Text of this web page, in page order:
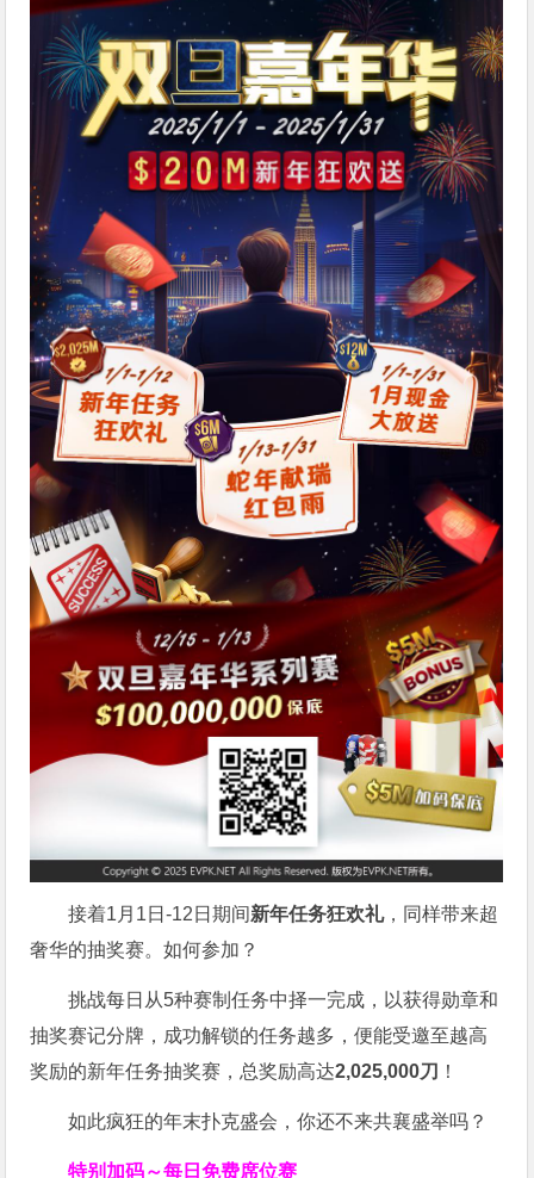
接着1月1日-12日期间新年任务狂欢礼，同样带来超
奢华的抽奖赛。如何参加？
挑战每日从5种赛制任务中择一完成，以获得勋章和
抽奖赛记分牌，成功解锁的任务越多，便能受邀至越高
奖励的新年任务抽奖赛，总奖励高达2,025,000刀 ！
如此疯狂的年末扑克盛会，你还不来共襄盛举吗？
特别加码～每日免费席位赛